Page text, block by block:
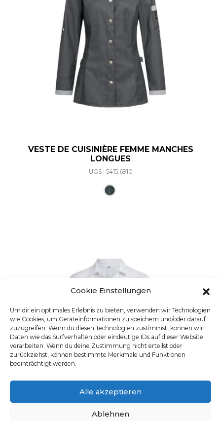
Cookie Einstellungen
Um dir ein optimales Erlebnis zu bieten, verwenden wir Technologien
wie Cookies, um Geräteinformationen zu speichern und/oder darauf
zuzugreifen. Wenn du diesen Technologien zustimmst, können wir
Daten wie das Surfverhalten oder eindeutige IDs auf dieser Website
verarbeiten. Wenn du deine Zustimmung nicht erteilst oder
zurückziehst, können bestimmte Merkmale und Funktionen
beeinträchtigt werden.
Alle akzeptieren
Ablehnen
VESTE DE CUISINIÈRE FEMME MANCHES
LONGUES
UGS : 5415.6910